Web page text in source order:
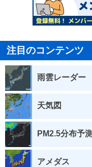
注目のコンテンツ
雨雲レーダー
天気図
PM2.5分布予測
アメダス